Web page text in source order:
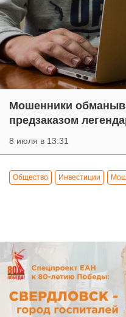
Мошенники
предзаказом
8 июля в 13:31
Общество Инвестиции